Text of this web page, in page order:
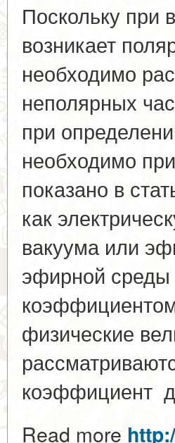
Поскольку при
возникает
необходимо
неполярных
при
необходимо
показано в
как
вакуума или
эфирной среды
физические
коэффициент
Read more